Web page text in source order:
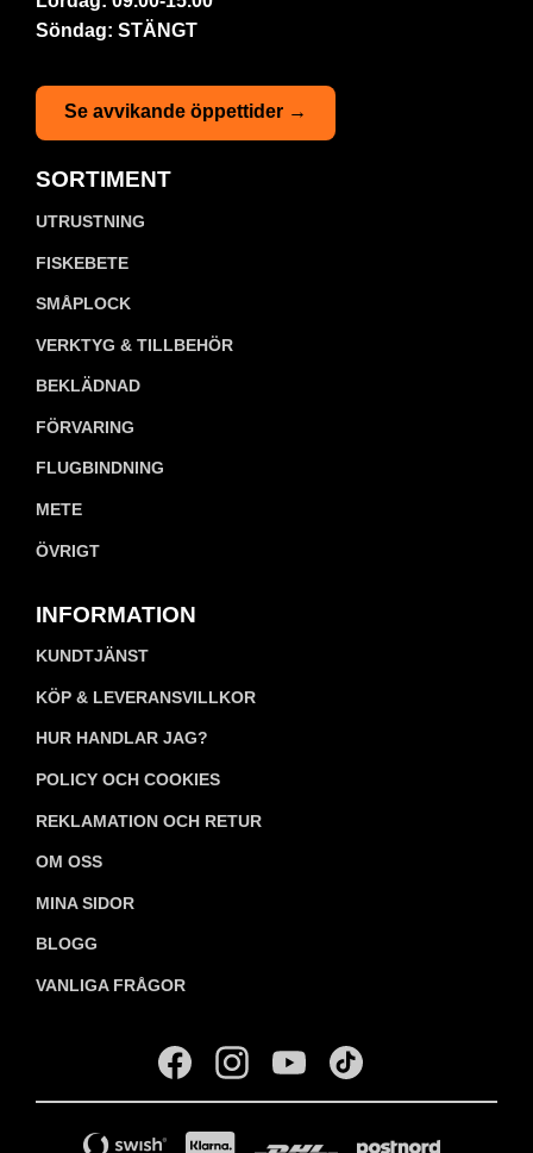
Söndag: STÄNGT
Se avvikande öppettider →
SORTIMENT
UTRUSTNING
FISKEBETE
SMÅPLOCK
VERKTYG & TILLBEHÖR
BEKLÄDNAD
FÖRVARING
FLUGBINDNING
METE
ÖVRIGT
INFORMATION
KUNDTJÄNST
KÖP & LEVERANSVILLKOR
HUR HANDLAR JAG?
POLICY OCH COOKIES
REKLAMATION OCH RETUR
OM OSS
MINA SIDOR
BLOGG
VANLIGA FRÅGOR